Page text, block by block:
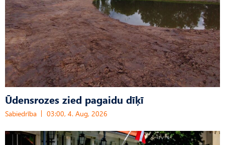
Ūdensrozes zied pagaidu dīķī
Sabiedrība 03:00, 4. Aug, 2026